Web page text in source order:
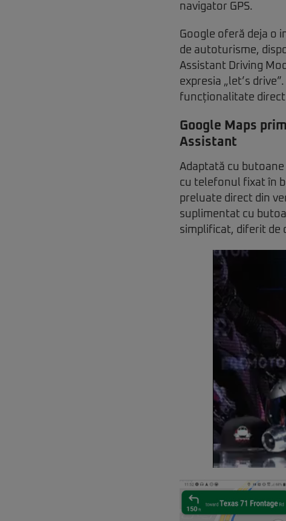
navigator GPS.
Google oferă deja o
de autoturisme,
Assistant Driving
expresia „let’s
funcționalitate direct
Google Maps
Assistant
Adaptată cu
cu telefonul fixat în
preluate direct din
suplimentat cu
simplificat, diferit de